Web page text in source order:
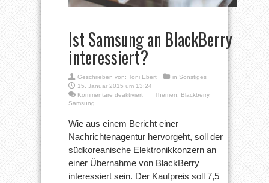
Ist Samsung an BlackBerry
interessiert?
Geschrieben von: Toni Ebert in Sonstiges
15. Januar 2015 um 13:24
Kommentare deaktiviertfür
an
BlackBerry
interessiert?
Themen: Blackberry,
Samsung
Wie aus einem Bericht einer
Nachrichtenagentur hervorgeht, soll der
südkoreanische Elektronikkonzern an
einer Übernahme von BlackBerry
interessiert sein. Der Kaufpreis soll 7,5